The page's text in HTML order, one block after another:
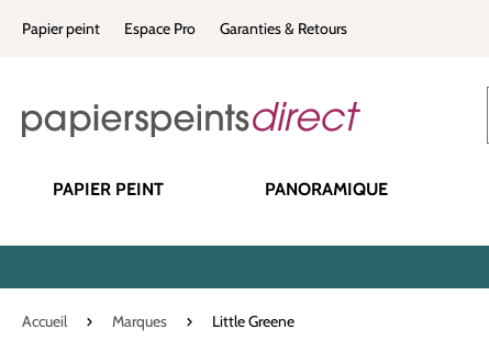
Passer à la navigation principale
Papier peint Espace Pro Garanties & Retours
PAPIER PEINT PANORAMIQUE
Accueil Marques Little Greene